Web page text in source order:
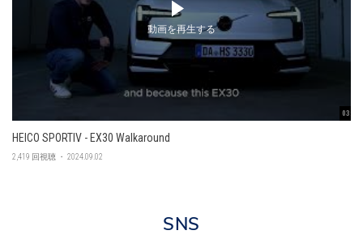
03:45
動画を再生する
HEICO SPORTIV - EX30 Walkaround
2,419 回視聴 ・ 2024.09.02
SNS